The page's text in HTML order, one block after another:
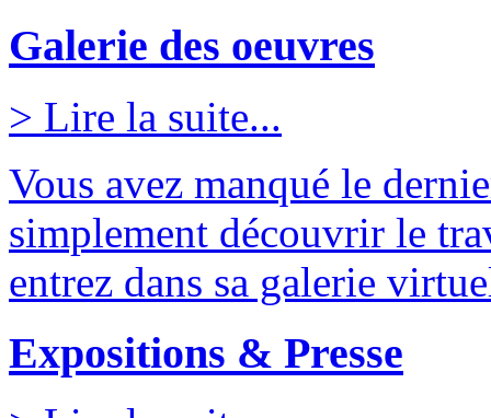
Galerie des oeuvres
> Lire la suite...
Vous avez manqué le
simplement découvrir le
entrez dans sa galerie
Expositions & Presse